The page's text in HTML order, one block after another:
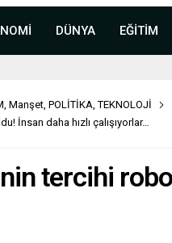
DÜNYA EĞİTİM
, Manşet, POLİTİKA,TEKNOLOJİ
İnsan daha hızlı çalışıyorlar…
tercihi